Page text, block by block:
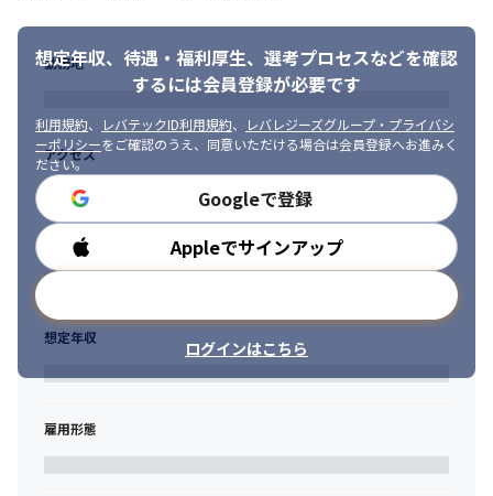
・案件に参画し、先輩メンバーからOJTで業務を教わります
■ この仕事の面白み、魅力
・金融、自動車、流通系の大手案件が多いため、大手に通用する
スキルを身につけられます
・AI、ロボット、RPAなど最先端の技術を用いた案件の要件定義
や設計に携われる可能性があります
・新しい技術を積極的に取り入れているため、技術選定からでき
る環境です
想定年収、待遇・福利厚生、 選考プロセスなどを確認
するには会員登録が必要です
利用規約、 レバテックID利用規約、
レバレジーズグループ・プライバシ
ーポリシーをご確認のうえ、同意いただける場合は会員登録へお進みく
ださい。
Googleで登録
Appleでサインアップ
ログインはこちら
勤務地
アクセス
勤務時間
想定年収
雇用形態